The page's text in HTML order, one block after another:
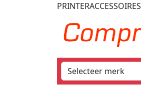
PRINTERACCESSOIRES